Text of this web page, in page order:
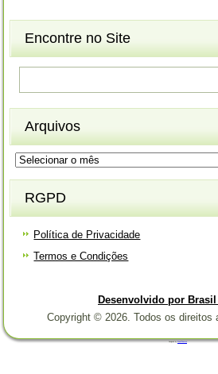
Encontre no Site
Arquivos
Arquivos
RGPD
Política de Privacidade
Termos e Condições
Desenvolvido por
Copyright © 2026. Todos os direitos